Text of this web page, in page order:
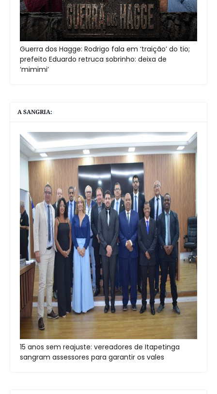
Guerra dos Hagge: Rodrigo fala em ‘traição’ do tio;
prefeito Eduardo retruca sobrinho: deixa de
‘mimimi’
A SANGRIA:
15 anos sem reajuste: vereadores de Itapetinga
sangram assessores para garantir os vales